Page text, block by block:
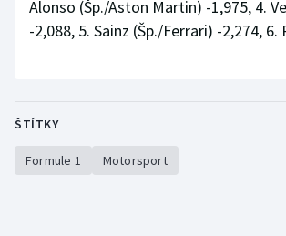
Triatlon
Vodní slalom
Volejbal
Alonso (Šp./Aston Martin) -1,975, 4.
-2,088, 5. Sainz (Šp./Ferrari) -2,274, 6.
ŠTÍTKY
Formule 1 Motorsport